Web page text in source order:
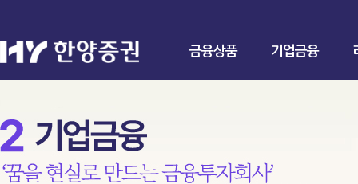
금융상품 기업금융